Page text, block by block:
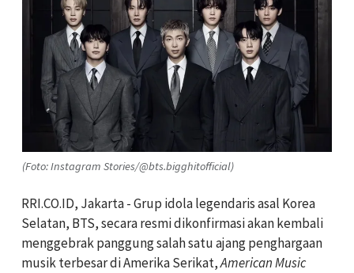
(Foto: Instagram Stories/@bts.bigghitofficial)
RRI.CO.ID, Jakarta - Grup idola legendaris asal Korea
Selatan, BTS, secara resmi dikonfirmasi akan kembali
menggebrak panggung salah satu ajang penghargaan
musik terbesar di Amerika Serikat,American Music